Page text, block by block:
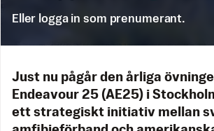
Eller logga in som prenumerant.
Just nu pågår den årliga
Endeavour 25 (AE25) i
ett strategiskt initiativ mellan